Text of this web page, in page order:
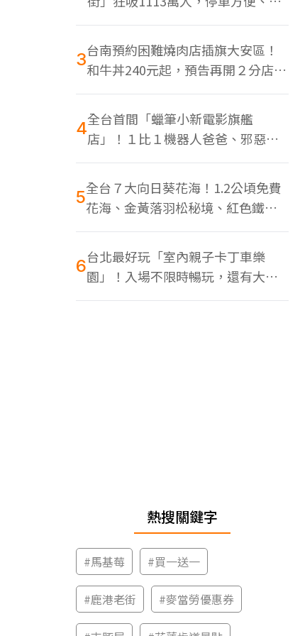
色美食多
3台南預約困難燒肉店插旗大安區！
和牛丼240元起，預告再開２分店、
地點曝光
4全台首間「蠟筆小新電影旗艦
店」！１比１機器人爸爸、邪惡正
男，百款周邊買翻
5全台７大向日葵花海！1.2公頃免費
花海、金黃落羽松秘境、紅色鐵橋
同框
6台北最好玩「室內親子卡丁車樂
園」！入場不限時暢玩，還有大螢
幕Switch遊戲區
熱搜關鍵字
#馬基莓 #買一送一
#鹿港老街 #麥當勞優惠券